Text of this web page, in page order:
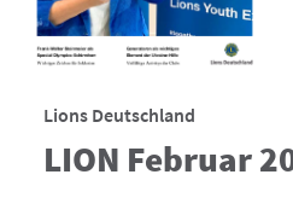
Lions Deutschland
LION Februar